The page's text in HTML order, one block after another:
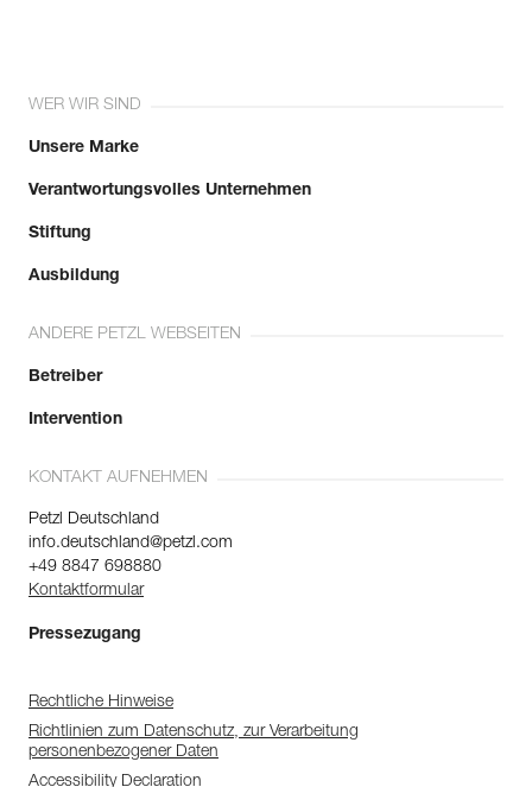
WER WIR SIND
Unsere Marke
Verantwortungsvolles Unternehmen
Stiftung
Ausbildung
ANDERE PETZL WEBSEITEN
Betreiber
Intervention
KONTAKT AUFNEHMEN
Petzl Deutschland
info.deutschland@petzl.com
+49 8847 698880
Kontaktformular
Pressezugang
Rechtliche Hinweise
Richtlinien zum Datenschutz, zur Verarbeitung
personenbezogener Daten
Accessibility Declaration